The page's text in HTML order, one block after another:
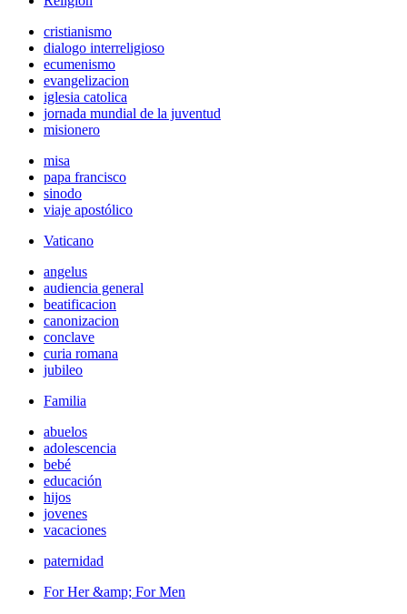
cristianismo
dialogo interreligioso
ecumenismo
evangelizacion
iglesia catolica
jornada mundial de la juventud
misionero
misa
papa francisco
sinodo
viaje apostólico
Vaticano
angelus
audiencia general
beatificacion
canonizacion
conclave
curia romana
jubileo
Familia
abuelos
adolescencia
bebé
educación
hijos
jovenes
vacaciones
paternidad
For Her &amp; For Men